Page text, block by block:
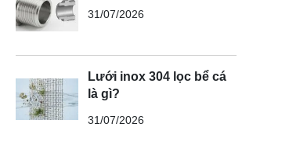
31/07/2026
Lưới inox 304 lọc bể cá
là gì?
31/07/2026